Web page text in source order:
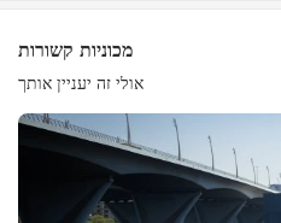
מכוניות קשורות
אולי זה יעניין אותך